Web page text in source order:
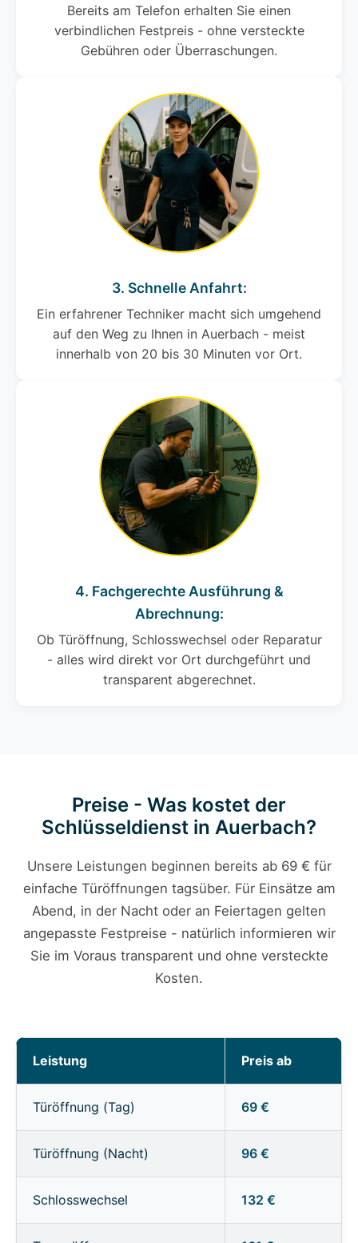
Bereits am Telefon erhalten Sie einen
verbindlichen Festpreis - ohne versteckte
Gebühren oder Überraschungen.
3. Schnelle Anfahrt:
Ein erfahrener Techniker macht sich umgehend
auf den Weg zu Ihnen in Auerbach - meist
innerhalb von 20 bis 30 Minuten vor Ort.
4. Fachgerechte Ausführung &
Abrechnung:
Ob Türöffnung, Schlosswechsel oder Reparatur
- alles wird direkt vor Ort durchgeführt und
transparent abgerechnet.
Preise - Was kostet der
Schlüsseldienst in Auerbach?
Unsere Leistungen beginnen bereits ab 69 € für
einfache Türöffnungen tagsüber. Für Einsätze am
Abend, in der Nacht oder an Feiertagen gelten
angepasste Festpreise - natürlich informieren wir
Sie im Voraus transparent und ohne versteckte
Kosten.
Leistung Preis ab
Türöffnung (Tag) 69 €
Türöffnung (Nacht) 96 €
Schlosswechsel 132 €